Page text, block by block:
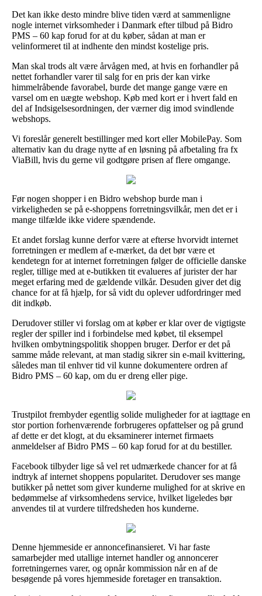
Det kan ikke desto mindre blive tiden værd at sammenligne
nogle internet virksomheder i Danmark efter tilbud på Bidro
PMS – 60 kap forud for at du køber, sådan at man er
velinformeret til at indhente den mindst kostelige pris.
Man skal trods alt være årvågen med, at hvis en forhandler på
nettet forhandler varer til salg for en pris der kan virke
himmelråbende favorabel, burde det mange gange være en
varsel om en uægte webshop. Køb med kort er i hvert fald en
del af Indsigelsesordningen, der værner dig imod svindlende
webshops.
Vi foreslår generelt bestillinger med kort eller MobilePay. Som
alternativ kan du drage nytte af en løsning på afbetaling fra fx
ViaBill, hvis du gerne vil godtgøre prisen af flere omgange.
Før nogen shopper i en Bidro webshop burde man i
virkeligheden se på e-shoppens forretningsvilkår, men det er i
mange tilfælde ikke videre spændende.
Et andet forslag kunne derfor være at efterse hvorvidt internet
forretningen er medlem af e-mærket, da det bør være et
kendetegn for at internet forretningen følger de officielle danske
regler, tillige med at e-butikken tit evalueres af jurister der har
meget erfaring med de gældende vilkår. Desuden giver det dig
chance for at få hjælp, for så vidt du oplever udfordringer med
dit indkøb.
Derudover stiller vi forslag om at køber er klar over de vigtigste
regler der spiller ind i forbindelse med købet, til eksempel
hvilken ombytningspolitik shoppen bruger. Derfor er det på
samme måde relevant, at man stadig sikrer sin e-mail kvittering,
således man til enhver tid vil kunne dokumentere ordren af
Bidro PMS – 60 kap, om du er dreng eller pige.
Trustpilot frembyder egentlig solide muligheder for at iagttage en
stor portion forhenværende forbrugeres opfattelser og på grund
af dette er det klogt, at du eksaminerer internet firmaets
anmeldelser af Bidro PMS – 60 kap forud for at du bestiller.
Facebook tilbyder lige så vel ret udmærkede chancer for at få
indtryk af internet shoppens popularitet. Derudover ses mange
butikker på nettet som giver kunderne mulighed for at skrive en
bedømmelse af virksomhedens service, hvilket ligeledes bør
anvendes til at vurdere tilfredsheden hos kunderne.
Denne hjemmeside er annoncefinansieret. Vi har faste
samarbejder med utallige internet handler og annoncerer
forretningernes varer, og opnår kommission når en af de
besøgende på vores hjemmeside foretager en transaktion.